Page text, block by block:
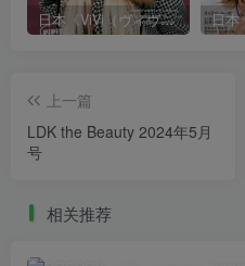
日本《ViVi（ヴィヴィ）》女性流行时尚杂志 PDF电子版【2025年·全年订阅】
上一篇
LDK the Beauty 2024年5月
号
相关推荐